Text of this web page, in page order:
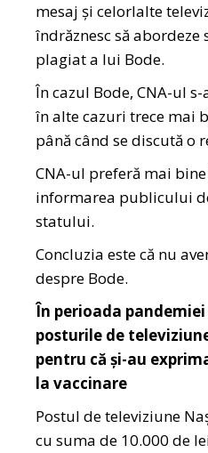
mesaj și celorlalte
îndrăznesc să
plagiat a lui Bode.
În cazul Bode, CNA-ul
în alte cazuri trece mai
până când se discută o
CNA-ul preferă mai
informarea publicului
statului.
Concluzia este că nu
despre Bode.
În perioada
posturile de
pentru că și-au
la vaccinare
Postul de televiziune
cu suma de 10.000 de